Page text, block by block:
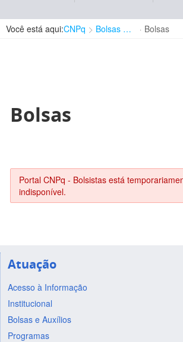
Você está aqui:CNPq Bolsas e Auxílios Vigentes Bolsas
Bolsas
Portal CNPq - Bolsistas está
indisponível.
Atuação
Acesso à Informação
Institucional
Bolsas e Auxílios
Programas